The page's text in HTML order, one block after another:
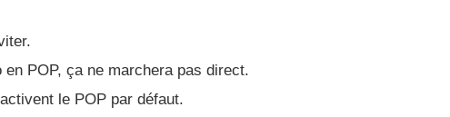
POP, ça ne marchera pas direct.
le POP par défaut.